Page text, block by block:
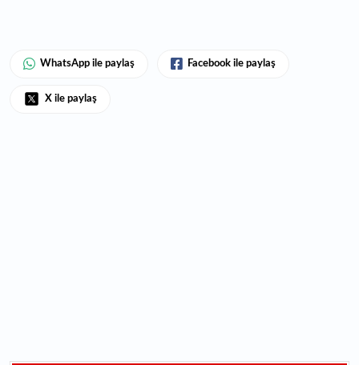
WhatsApp ile paylaş Facebook ile paylaş
X ile paylaş